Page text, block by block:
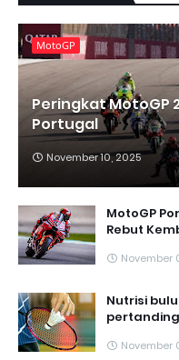
MotoGP
Peringkat MotoGP
Portugal
November 10, 2025
MotoGP
Rebut
November
Nutrisi
November